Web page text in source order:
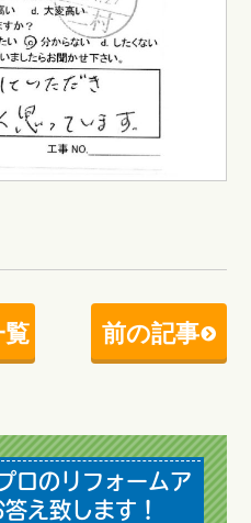
覧 前の記事
ロのリフォームア
え致します！